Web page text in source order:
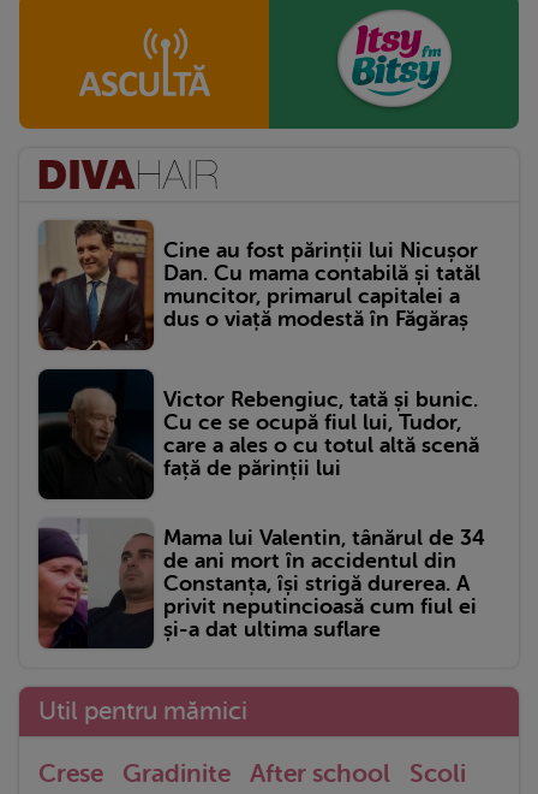
Cine au fost părinții lui Nicușor
Dan. Cu mama contabilă și tatăl
muncitor, primarul capitalei a
dus o viață modestă în Făgăraș
Victor Rebengiuc, tată și bunic.
Cu ce se ocupă fiul lui, Tudor,
care a ales o cu totul altă scenă
față de părinții lui
Mama lui Valentin, tânărul de 34
de ani mort în accidentul din
Constanța, își strigă durerea. A
privit neputincioasă cum fiul ei
și-a dat ultima suflare
Util pentru mămici
Crese Gradinite After school
Scoli